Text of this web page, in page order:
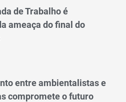
de Trabalho é
ameaça do final do
entre ambientalistas e
compromete o futuro